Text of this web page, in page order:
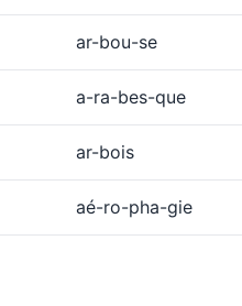
ar-bou-se
a-ra-bes-que
ar-bois
aé-ro-pha-gie